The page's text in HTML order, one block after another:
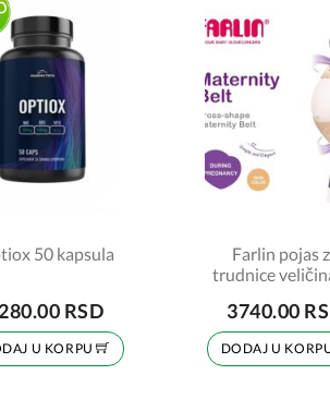
50 kapsula
RSD
U KORPU
Farlin pojas
trudnice
3740.00
DODAJ U